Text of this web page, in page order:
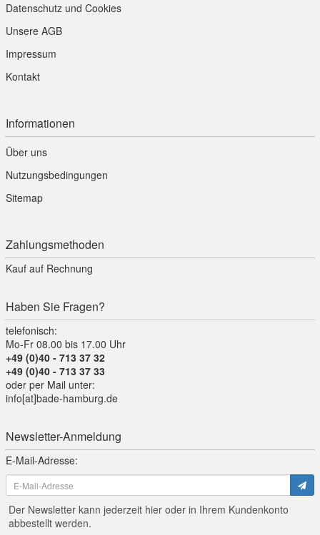
Datenschutz und Cookies
Unsere AGB
Impressum
Kontakt
Informationen
Über uns
Nutzungsbedingungen
Sitemap
Zahlungsmethoden
Kauf auf Rechnung
Haben Sie Fragen?
telefonisch:
Mo-Fr 08.00 bis 17.00 Uhr
+49 (0)40 - 713 37 32
+49 (0)40 - 713 37 33
oder per Mail unter:
info[at]bade-hamburg.de
Newsletter-Anmeldung
E-Mail-Adresse:
Der Newsletter kann jederzeit hier oder in Ihrem Kundenkonto
abbestellt werden.